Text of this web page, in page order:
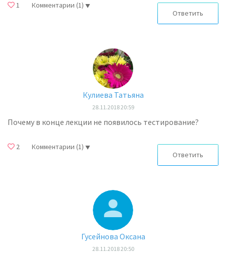
1 Комментарии (1)
Ответить
Кулиева Татьяна
28.11.2018 20:59
Почему в конце лекции не появилось тестирование?
2 Комментарии (1)
Ответить
Гусейнова Оксана
28.11.2018 20:50